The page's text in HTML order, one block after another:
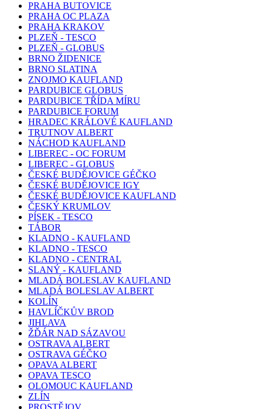
PRAHA BUTOVICE
PRAHA OC PLAZA
PRAHA KRAKOV
PLZEŇ - TESCO
PLZEŇ - GLOBUS
BRNO ŽIDENICE
BRNO SLATINA
ZNOJMO KAUFLAND
PARDUBICE GLOBUS
PARDUBICE TŘÍDA MÍRU
PARDUBICE FORUM
HRADEC KRÁLOVÉ KAUFLAND
TRUTNOV ALBERT
NÁCHOD KAUFLAND
LIBEREC - OC FORUM
LIBEREC - GLOBUS
ČESKÉ BUDĚJOVICE GÉČKO
ČESKÉ BUDĚJOVICE IGY
ČESKÉ BUDĚJOVICE KAUFLAND
ČESKÝ KRUMLOV
PÍSEK - TESCO
TÁBOR
KLADNO - KAUFLAND
KLADNO - TESCO
KLADNO - CENTRAL
SLANÝ - KAUFLAND
MLADÁ BOLESLAV KAUFLAND
MLADÁ BOLESLAV ALBERT
KOLÍN
HAVLÍČKŮV BROD
JIHLAVA
ŽĎÁR NAD SÁZAVOU
OSTRAVA ALBERT
OSTRAVA GÉČKO
OPAVA ALBERT
OPAVA TESCO
OLOMOUC KAUFLAND
ZLÍN